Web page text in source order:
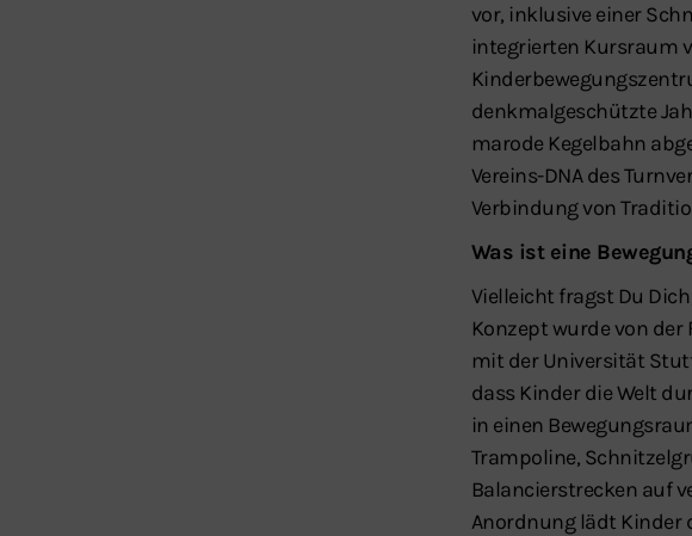
vor, inklusive einer
integrierten Kursraum
denkmalgeschützte
marode Kegelbahn
Vereins-DNA des
Verbindung von
Was ist eine
Vielleicht fragst Du
Konzept wurde von
mit der Universität
dass Kinder die Welt
in einen
Trampoline,
Balancierstrecken auf
Anordnung lädt Kinder